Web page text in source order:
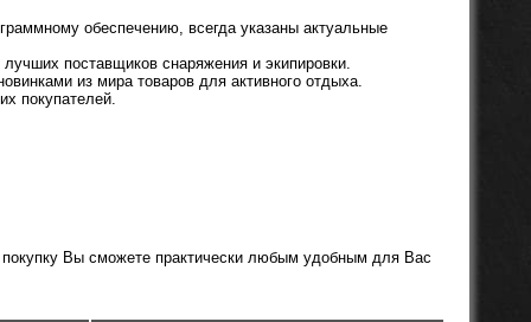
обеспечению, всегда указаны актуальные
поставщиков снаряжения и экипировки.
из мира товаров для активного отдыха.
покупателей.
Вы сможете практически любым удобным для Вас